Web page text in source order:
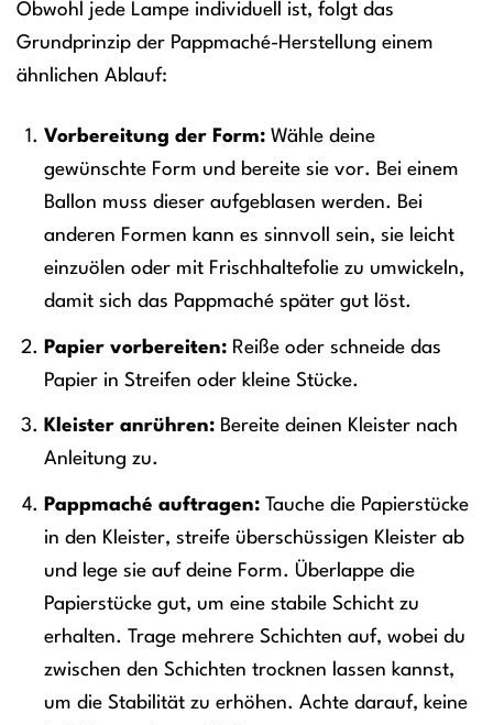
Obwohl jede Lampe individuell ist, folgt das
Grundprinzip der Pappmaché-Herstellung einem
ähnlichen Ablauf:
Vorbereitung der Form:Wähle deine
gewünschte Form und bereite sie vor. Bei einem
Ballon muss dieser aufgeblasen werden. Bei
anderen Formen kann es sinnvoll sein, sie leicht
einzuölen oder mit Frischhaltefolie zu umwickeln,
damit sich das Pappmaché später gut löst.
Papier vorbereiten:Reiße oder schneide das
Papier in Streifen oder kleine Stücke.
Kleister anrühren:Bereite deinen Kleister nach
Anleitung zu.
Pappmaché auftragen:Tauche die Papierstücke
in den Kleister, streife überschüssigen Kleister ab
und lege sie auf deine Form. Überlappe die
Papierstücke gut, um eine stabile Schicht zu
erhalten. Trage mehrere Schichten auf, wobei du
zwischen den Schichten trocknen lassen kannst,
um die Stabilität zu erhöhen. Achte darauf, keine